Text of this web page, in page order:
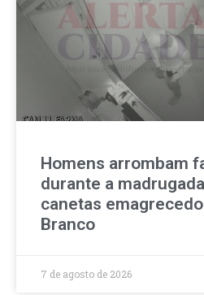
Homens arrombam
durante a
canetas
Branco
7 de agosto de 2026